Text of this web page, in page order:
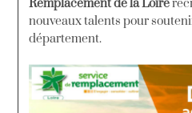
Remplacement de la Loire
nouveaux talents pour
département.